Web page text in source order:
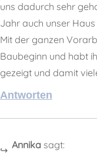
uns dadurch sehr
Jahr auch unser
Mit der ganzen
Baubeginn und habt
gezeigt und damit
Antworten
Annika sagt: